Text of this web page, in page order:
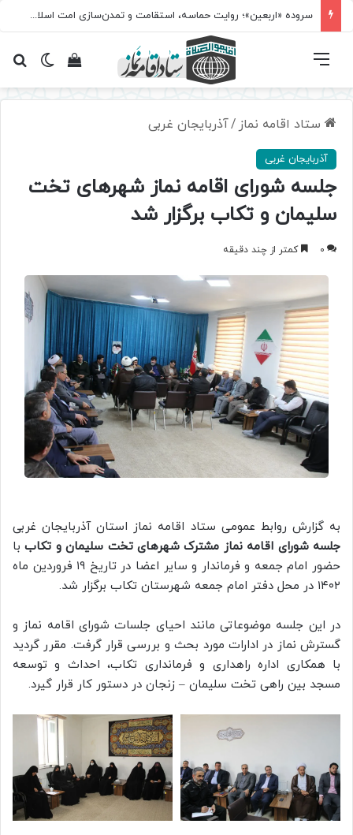
سروده‌ «اربعین»؛ روایت حماسه، استقامت و تمدن‌سازی امت اسلامی
تغییرمشاهده فهرست
ستاد اقامه نماز /آذربایجان غربی
آذربایجان غربی
جلسه شورای اقامه نماز شهرهای تخت
سلیمان و تکاب برگزار شد
0 کمتر از چند دقیقه
به گزارش روابط عمومی ستاد اقامه نماز استان آذربایجان غربی
جلسه شورای اقامه نماز مشترک شهرهای تخت سلیمان و تکاب با
حضور امام جمعه و فرماندار و سایر اعضا در تاریخ ۱۹ فروردین ماه
۱۴۰۲ در محل دفتر امام جمعه شهرستان تکاب برگزار شد.
در این جلسه موضوعاتی مانند احیای جلسات شورای اقامه نماز و
گسترش نماز در ادارات مورد بحث و بررسی قرار گرفت. مقرر گردید
با همکاری اداره راهداری و فرمانداری تکاب، احداث و توسعه
مسجد بین راهی تخت سلیمان – زنجان در دستور کار قرار گیرد.